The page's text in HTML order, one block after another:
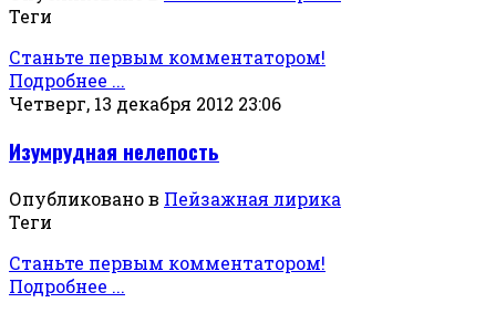
Теги
Станьте первым комментатором!
Подробнее ...
Четверг, 13 декабря 2012 23:06
Изумрудная нелепость
Опубликовано в Пейзажная лирика
Теги
Станьте первым комментатором!
Подробнее ...